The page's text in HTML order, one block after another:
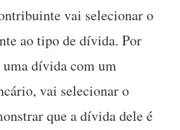
vai selecionar o
ao tipo de dívida. Por
uma dívida com um
vai selecionar o
que a dívida dele é